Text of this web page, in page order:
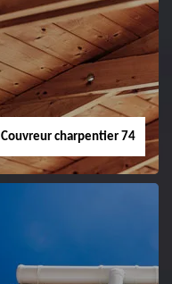
Couvreur charpentier 74